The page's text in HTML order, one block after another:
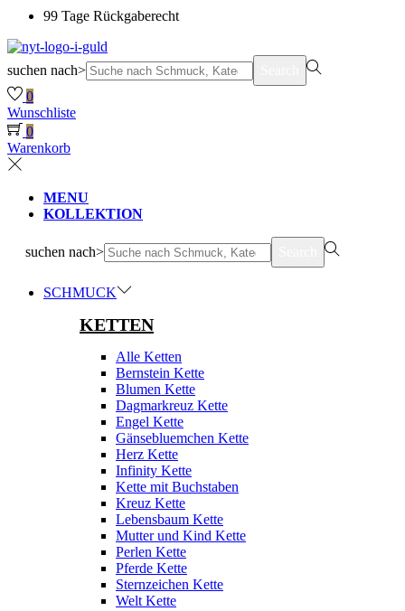
99 Tage Rückgaberecht
suchen nach>
0
Wunschliste
0
Warenkorb
MENU
KOLLEKTION
suchen nach>
SCHMUCK
KETTEN
Alle Ketten
Bernstein Kette
Blumen Kette
Dagmarkreuz Kette
Engel Kette
Gänsebluemchen Kette
Herz Kette
Infinity Kette
Kette mit Buchstaben
Kreuz Kette
Lebensbaum Kette
Mutter und Kind Kette
Perlen Kette
Pferde Kette
Sternzeichen Kette
Welt Kette